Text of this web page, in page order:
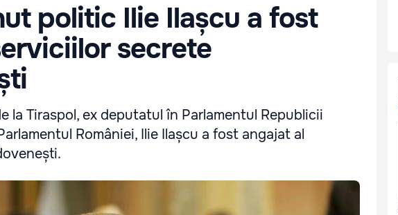
politic Ilie Ilașcu a fost
secrete
la Tiraspol, ex deputatul în Parlamentul Republicii
României, Ilie Ilașcu a fost angajat al